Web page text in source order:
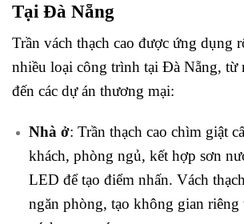
Tại Đà Nẵng
Trần vách thạch cao được ứng dụng
nhiều loại công trình tại Đà Nẵng, từ
đến các dự án thương mại:
Nhà ở: Trần thạch cao chìm giật
khách, phòng ngủ, kết hợp sơn
LED để tạo điểm nhấn. Vách
ngăn phòng, tạo không gian riêng